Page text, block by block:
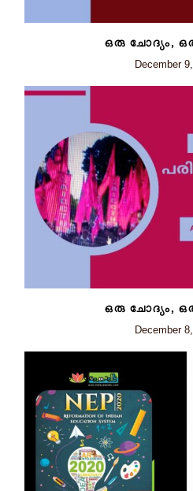
ഒരു ചോദ്യം,
December
ഒരു ചോദ്യം,
December